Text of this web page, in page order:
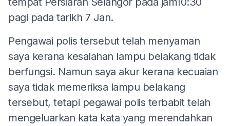
pagi pada tarikh 7 Jan.
Pengawai polis tersebut telah menyaman
saya kerana kesalahan lampu belakang tidak
berfungsi. Namun saya akur kerana kecuaian
saya tidak memeriksa lampu belakang
tersebut, tetapi pegawai polis terbabit telah
mengeluarkan kata kata yang merendahkan